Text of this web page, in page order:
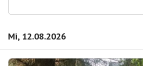
Mi, 12.08.2026